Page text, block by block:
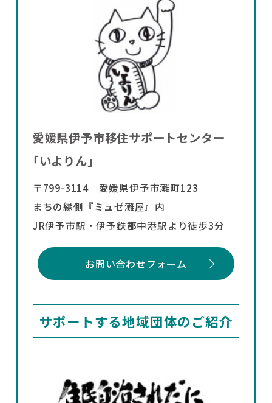
愛媛県伊予市移住サポートセンター
｢いよりん｣
〒799-3114 愛媛県伊予市灘町123
まちの縁側『ミュゼ灘屋』内
JR伊予市駅・伊予鉄郡中港駅より徒歩3分
お問い合わせフォーム
サポートする地域団体のご紹介